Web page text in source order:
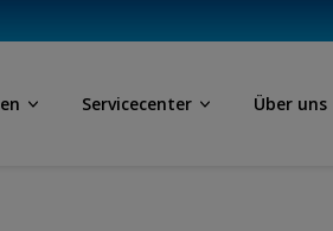
Servicecenter Über uns